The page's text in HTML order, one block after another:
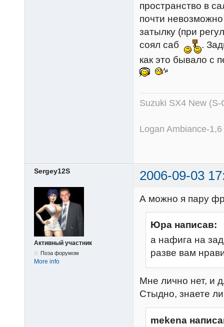
пространство в
почти невозможно
затылку (при
соял саб
.
как это бывало с
Suzuki SX4 New (S-
Logan Ambiance-
Sergey12S 2006-09-03
Активный участник
Поза форумом
More info
А можно я пару
Юра написав:
а нафига на
разве вам
Мне лично нет, и
Стыдно, знаете
mekena